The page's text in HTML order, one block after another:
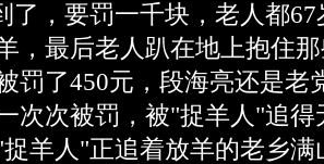
了，要罚一千块，老人都
，最后老人趴在地上抱住
罚了450元，段海亮还是老
次次被罚，被"捉羊人"追
羊人"正追着放羊的老乡